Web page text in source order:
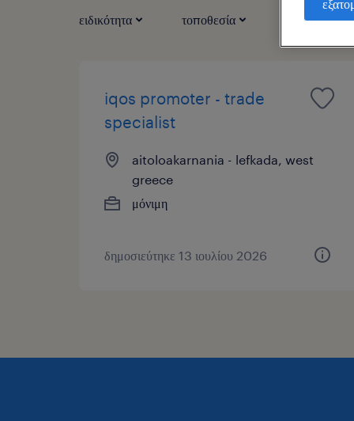
ειδικότητα τοποθεσία τύπος
iqos promoter - trade
specialist
aitoloakarnania - lefkada, west
greece
μόνιμη
δημοσιεύτηκε 13 ιουλίου 2026